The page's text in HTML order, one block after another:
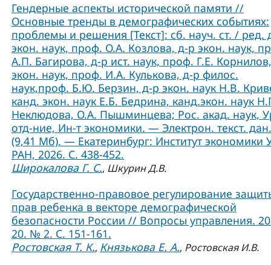
Гендерные аспекты исторической памяти //
Основные тренды в демографических событиях:
проблемы и решения [Текст]: сб. науч. ст. / ред.
экон. наук, проф. О.А. Козлова, д-р экон. наук,
А.П. Багирова, д-р ист. наук, проф. Г.Е.
экон. наук, проф. И.А. Кулькова, д-р филос.
наук,проф. Б.Ю. Берзин, д-р экон. наук Н.В.
канд. экон. наук Е.Б. Бедрина, канд.экон. наук
Неклюдова, О.А. Пышминцева; Рос. акад. наук,
отд-ние, Ин-т экономики. — Электрон. текст. дан.
(9,41 Мб). — Екатеринбург: Институт экономики
РАН, 2026. С. 438-452.
Широкалова Г. С., Шкурин Д.В.
Государственно-правовое регулирование
прав ребенка в векторе демографической
безопасности России // Вопросы управления.
20. № 2. С. 151-161.
Ростовская Т. К., Князькова Е. А., Ростовская И.В.